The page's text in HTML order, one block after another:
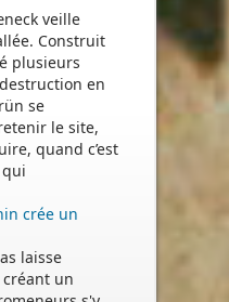
veille
Construit
plusieurs
en
se
le site,
quand c’est
crée un
laisse
un